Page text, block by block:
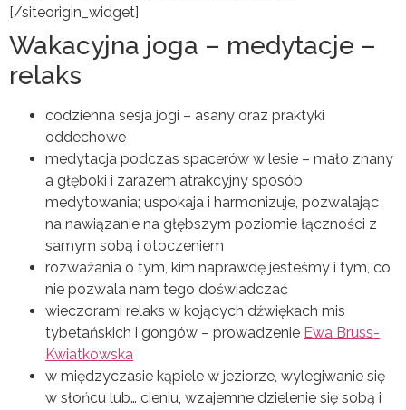
[/siteorigin_widget]
Wakacyjna joga – medytacje –
relaks
codzienna sesja jogi – asany oraz praktyki
oddechowe
medytacja podczas spacerów w lesie – mało znany
a głęboki i zarazem atrakcyjny sposób
medytowania; uspokaja i harmonizuje, pozwalając
na nawiązanie na głębszym poziomie łączności z
samym sobą i otoczeniem
rozważania o tym, kim naprawdę jesteśmy i tym, co
nie pozwala nam tego doświadczać
wieczorami relaks w kojących dźwiękach mis
tybetańskich i gongów – prowadzenie Ewa Bruss-
Kwiatkowska
w międzyczasie kąpiele w jeziorze, wylegiwanie się
w słońcu lub… cieniu, wzajemne dzielenie się sobą i